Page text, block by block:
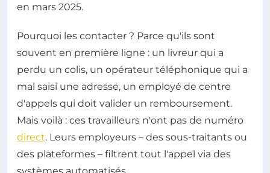
en mars 2025.
Pourquoi les contacter ? Parce qu'ils sont
souvent en première ligne : un livreur qui a
perdu un colis, un opérateur téléphonique qui a
mal saisi une adresse, un employé de centre
d'appels qui doit valider un remboursement.
Mais voilà : ces travailleurs n'ont pas de numéro
direct. Leurs employeurs – des sous-traitants ou
des plateformes – filtrent tout l'appel via des